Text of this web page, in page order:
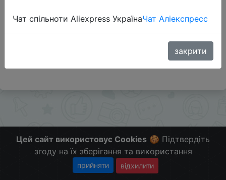
Додаткова інформація відсутня.
Слідкуйте за знижками на мобільному, в телеграм
Цей сайт використовує Cookies 🍪 Підтвердіть
згоду на їх зберігання та використання
прийняти відхилити
Чат спільноти Aliexpress УкраїнаЧат Аліекспресс
закрити